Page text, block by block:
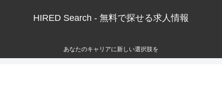
HIRED Search - 無料で探せる求人情報
あなたのキャリアに新しい選択肢を